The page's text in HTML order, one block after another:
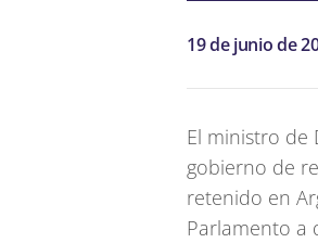
19 de junio de
El ministro de
gobierno de
retenido en
Parlamento a